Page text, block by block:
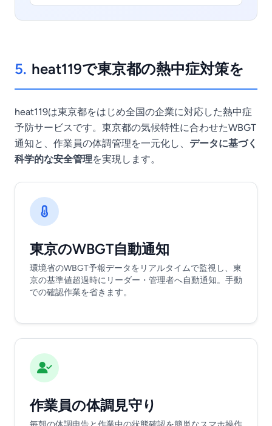
5. heat119で東京都の熱中症対策を
heat119は東京都をはじめ全国の企業に対応した熱中症
予防サービスです。東京都の気候特性に合わせたWBGT
通知と、作業員の体調管理を一元化し、 データに基づく
科学的な安全管理を実現します。
東京のWBGT自動通知
環境省のWBGT予報データをリアルタイムで監視し、東
京の基準値超過時にリーダー・管理者へ自動通知。手動
での確認作業を省きます。
作業員の体調見守り